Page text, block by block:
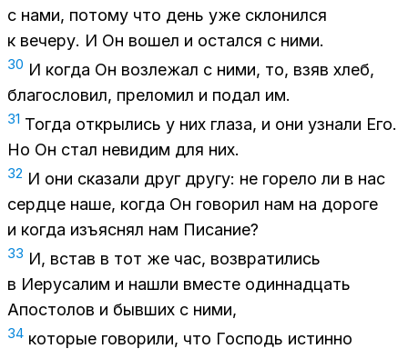
с нами, по­то­му что день уже скло­нил­ся
к ве­че­ру. И Он во­шел и остал­ся с ними.
30 И ко­гда Он воз­ле­жал с ними, то, взяв хлеб,
бла­го­сло­вил, пре­ло­мил и по­дал им.
31 То­гда от­кры­лись у них гла­за, и они узна­ли Его.
Но Он стал неви­дим для них.
32 И они ска­за­ли друг дру­гу: не го­ре­ло ли в нас
серд­це наше, ко­гда Он го­во­рил нам на до­ро­ге
и ко­гда изъ­яс­нял нам Пи­са­ние?
33 И, встав в тот же час, воз­вра­ти­лись
в Иеру­са­лим и на­шли вме­сте один­на­дцать
Апо­сто­лов и быв­ших с ними,
34 ко­то­рые го­во­ри­ли, что Гос­подь ис­тин­но